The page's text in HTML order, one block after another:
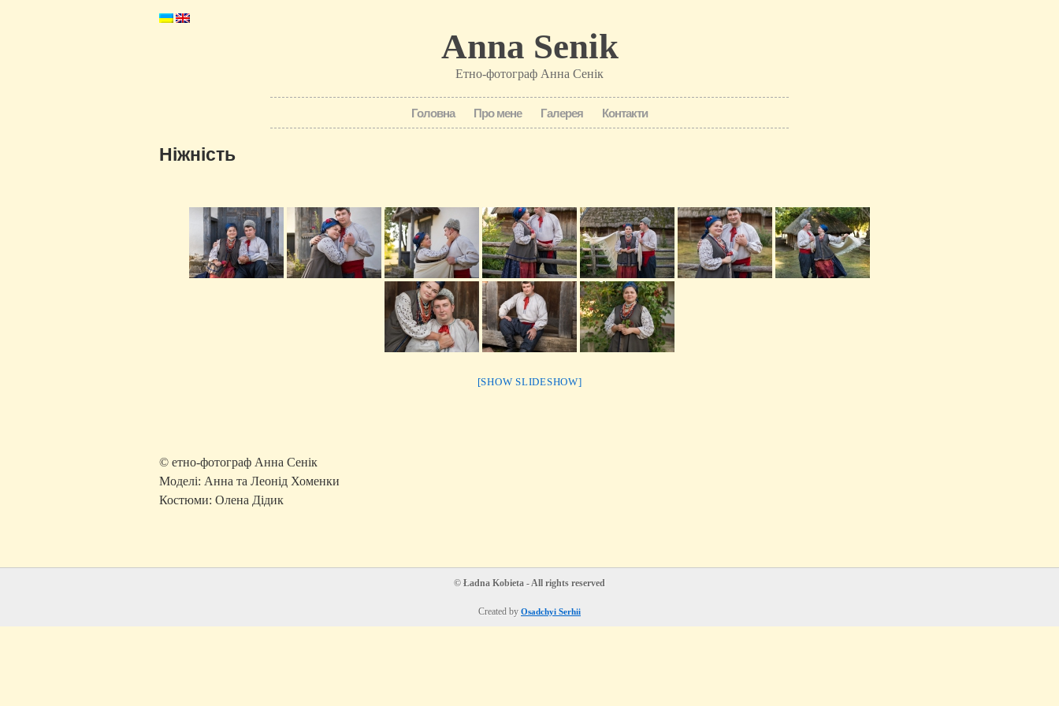
Anna Senik
Етно-фотограф Анна Сенік
Головна Про мене Галерея Контакти
Ніжність
[SHOW SLIDESHOW]
© етно-фотограф Анна Сенік
Моделі: Анна та Леонід Хоменки
Костюми: Олена Дідик
© Ładna Kobieta - All rights reserved
Created by Osadchyi Serhii